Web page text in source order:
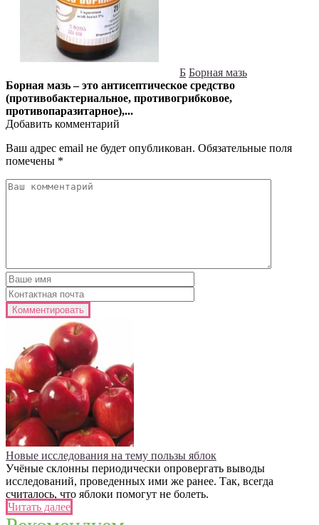
Б Борная мазь
Борная мазь – это антисептическое средство
(противобактериальное, противогрибковое,
противопаразитарное),...
Добавить комментарий
Ваш адрес email не будет опубликован. Обязательные поля
помечены *
Новые исследования на тему пользы яблок
Учёные склонны периодически опровергать выводы
исследований, проведенных ими же ранее. Так, всегда
считалось, что яблоки помогут не болеть.
Читать далее